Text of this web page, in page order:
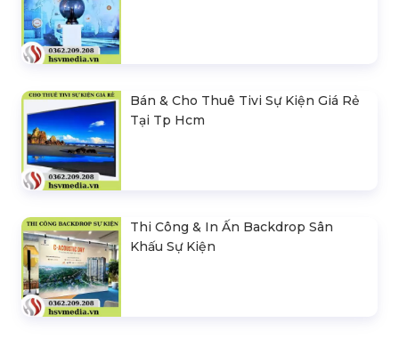
Bán & Cho Thuê Tivi Sự Kiện Giá Rẻ
Tại Tp Hcm
Thi Công & In Ấn Backdrop Sân
Khấu Sự Kiện